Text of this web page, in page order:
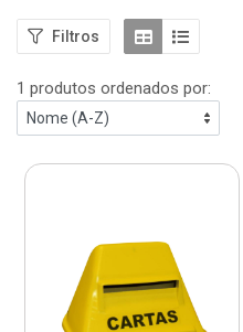
Filtros
1 produtos ordenados por: